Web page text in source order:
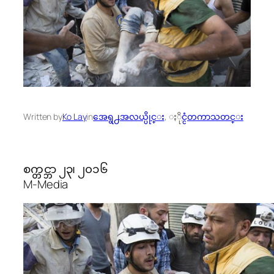
Written byKo Layinအေရွ႕အလယ္ပိုင္း, ႏိုင္ငံတကာသတင္း
စက္တင္ဘာ ၂၃၊ ၂၀၁၆
M-Media